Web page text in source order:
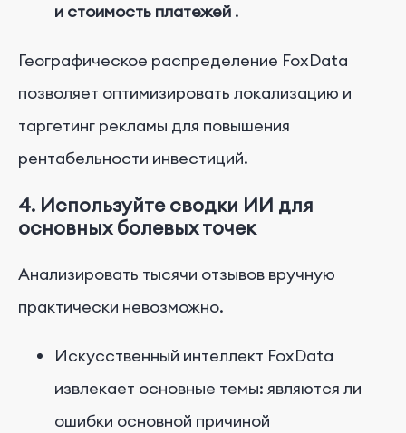
и стоимость платежей .
Географическое распределение FoxData
позволяет оптимизировать локализацию и
таргетинг рекламы для повышения
рентабельности инвестиций.
4. Используйте сводки ИИ для
основных болевых точек
Анализировать тысячи отзывов вручную
практически невозможно.
Искусственный интеллект FoxData
извлекает основные темы: являются ли
ошибки основной причиной